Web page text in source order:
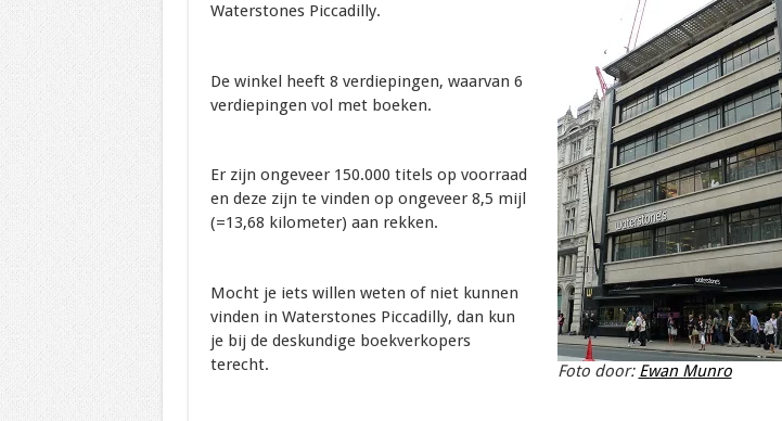
Foto door: Ewan Munro
Waterstones Piccadilly.
De winkel heeft 8 verdiepingen, waarvan 6
verdiepingen vol met boeken.
Er zijn ongeveer 150.000 titels op voorraad
en deze zijn te vinden op ongeveer 8,5 mijl
(=13,68 kilometer) aan rekken.
Mocht je iets willen weten of niet kunnen
vinden in Waterstones Piccadilly, dan kun
je bij de deskundige boekverkopers
terecht.